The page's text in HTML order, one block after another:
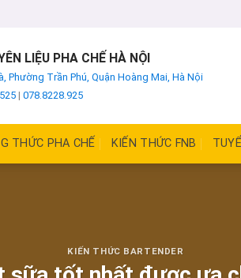
LIỆU PHA CHẾ HÀ NỘI
Phường Trần Phú, Quận Hoàng Mai, Hà Nội
|078.8228.925
THỨC PHA CHẾ KIẾN THỨC FNB
KIẾN THỨC BARTENDER